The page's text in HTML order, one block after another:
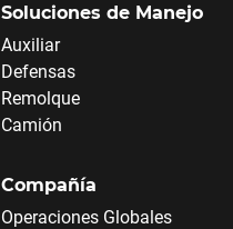
Soluciones de Manejo
Auxiliar
Defensas
Remolque
Camión
Compañía
Operaciones Globales